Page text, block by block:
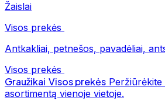
Žaislai
Visos prekės
Antkakliai, petnešos, pavadėliai,
Visos prekės
Graužikai Visos prekės Peržiūrėkite
asortimentą vienoje vietoje.